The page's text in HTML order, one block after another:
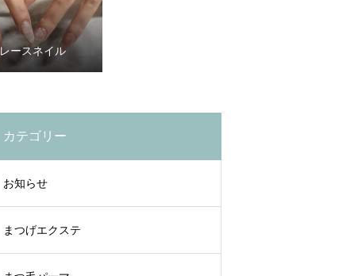
レースネイル
カテゴリー
お知らせ
まつげエクステ